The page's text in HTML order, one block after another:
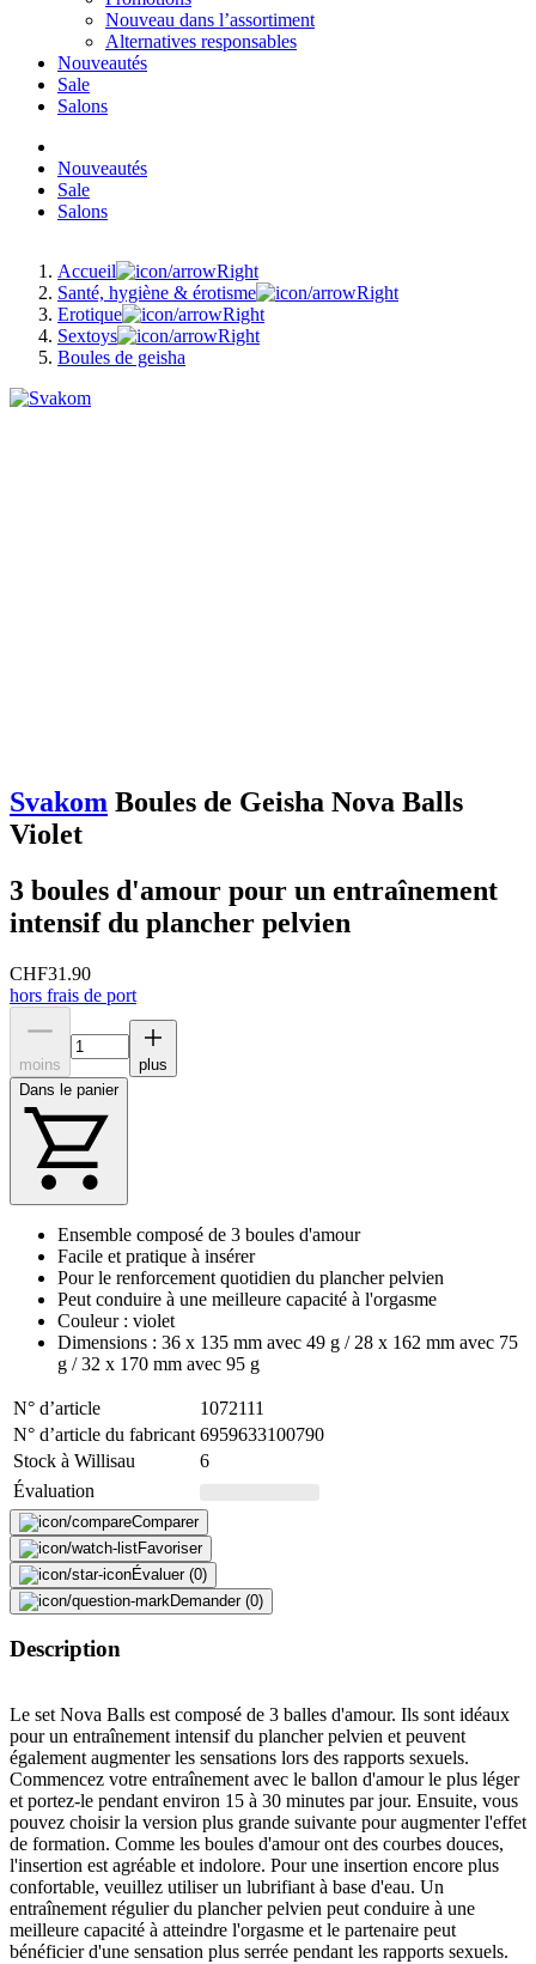
Nouveau dans l’assortiment
Alternatives responsables
Nouveautés
Sale
Salons
Nouveautés
Sale
Salons
Accueil
Santé, hygiène & érotisme
Erotique
Sextoys
Boules de geisha
Svakom Boules de Geisha Nova Balls
Violet
3 boules d'amour pour un entraînement
intensif du plancher pelvien
CHF31.90
hors frais de port
moins
plus
Dans le panier
Ensemble composé de 3 boules d'amour
Facile et pratique à insérer
Pour le renforcement quotidien du plancher pelvien
Peut conduire à une meilleure capacité à l'orgasme
Couleur : violet
Dimensions : 36 x 135 mm avec 49 g / 28 x 162 mm avec 75
g / 32 x 170 mm avec 95 g
N° d’article
1072111
N° d’article du fabricant 6959633100790
Stock à Willisau
6
Évaluation
Comparer
Favoriser
Évaluer (0)
Demander (0)
Description
Le set Nova Balls est composé de 3 balles d'amour. Ils sont idéaux
pour un entraînement intensif du plancher pelvien et peuvent
également augmenter les sensations lors des rapports sexuels.
Commencez votre entraînement avec le ballon d'amour le plus léger
et portez-le pendant environ 15 à 30 minutes par jour. Ensuite, vous
pouvez choisir la version plus grande suivante pour augmenter l'effet
de formation. Comme les boules d'amour ont des courbes douces,
l'insertion est agréable et indolore. Pour une insertion encore plus
confortable, veuillez utiliser un lubrifiant à base d'eau. Un
entraînement régulier du plancher pelvien peut conduire à une
meilleure capacité à atteindre l'orgasme et le partenaire peut
bénéficier d'une sensation plus serrée pendant les rapports sexuels.